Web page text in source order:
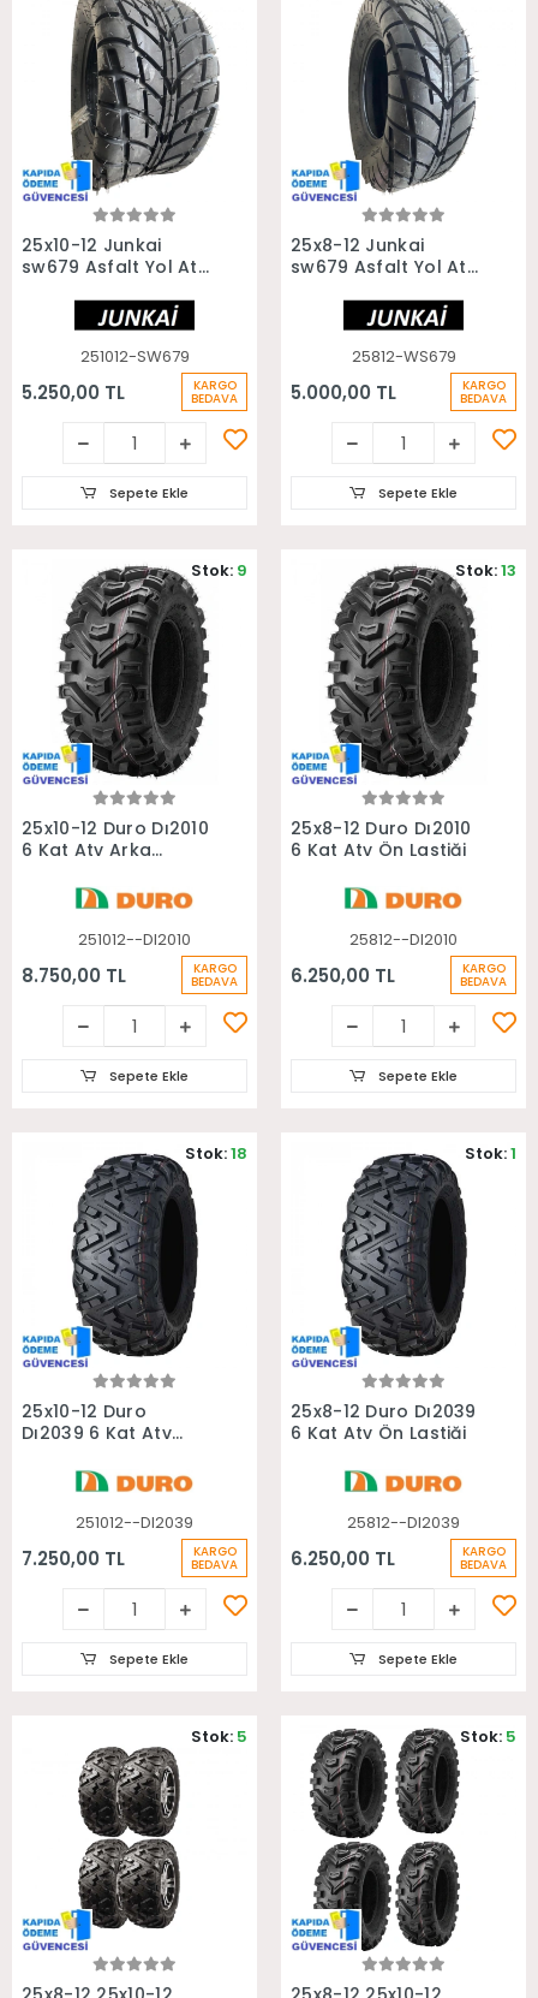
Sepete Ekle
25x10-12 Junkai
sw679 Asfalt Yol Atv
251012-SW679
5.250,00 TL KARGO
BEDAVA
Sepete Ekle
Sepete Ekle
25x8-12 Junkai
sw679 Asfalt Yol Atv
25812-WS679
5.000,00 TL KARGO
BEDAVA
Sepete Ekle
Sepete Ekle
25x10-12 Duro Dı2010
6 Kat Atv Arka
251012--DI2010
8.750,00 TL KARGO
BEDAVA
Stok: 9
Sepete Ekle
Sepete Ekle
25x8-12 Duro Dı2010
6 Kat Atv Ön Lastiği
25812--DI2010
6.250,00 TL KARGO
BEDAVA
Stok:13
Sepete Ekle
Sepete Ekle
25x10-12 Duro
Dı2039 6 Kat Atv
251012--DI2039
7.250,00 TL KARGO
BEDAVA
Stok:18
Sepete Ekle
Sepete Ekle
25x8-12 Duro Dı2039
6 Kat Atv Ön Lastiği
25812--DI2039
6.250,00 TL KARGO
BEDAVA
Stok:1
Sepete Ekle
Sepete Ekle
Stok: 5
Sepete Ekle
Stok: 5